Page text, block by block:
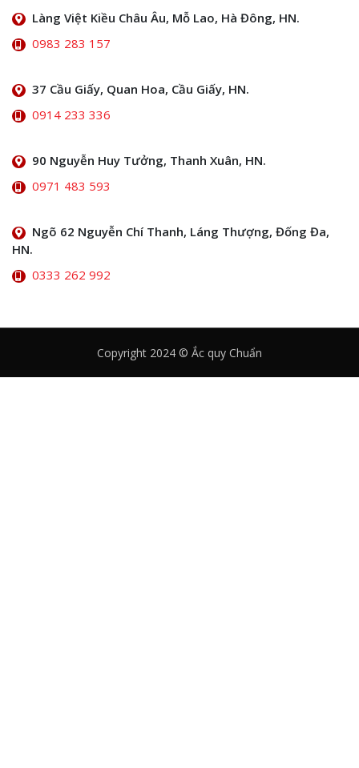
Làng Việt Kiều Châu Âu, Mỗ Lao, Hà Đông, HN.
0983 283 157
37 Cầu Giấy, Quan Hoa, Cầu Giấy, HN.
0914 233 336
90 Nguyễn Huy Tưởng, Thanh Xuân, HN.
0971 483 593
Ngõ 62 Nguyễn Chí Thanh, Láng Thượng, Đống Đa,
HN.
0333 262 992
Copyright 2024 © Ắc quy Chuẩn